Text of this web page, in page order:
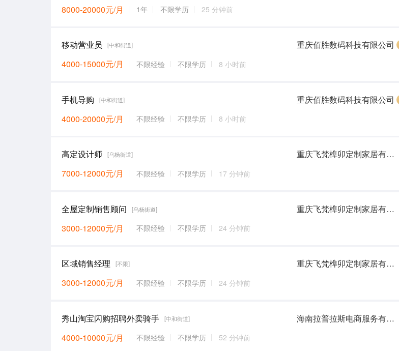
8000-20000元/月 1年 不限学历 25 分钟前
移动营业员 [中和街道]
4000-15000元/月 不限经验 不限学历 8 小时前
重庆佰胜数码科技有限公司
手机导购 [中和街道]
4000-20000元/月 不限经验 不限学历 8 小时前
重庆佰胜数码科技有限公司
高定设计师 [乌杨街道]
7000-12000元/月 不限经验 不限学历 17 分钟前
重庆飞梵榫卯定制家居有限公司
全屋定制销售顾问 [乌杨街道]
3000-12000元/月 不限经验 不限学历 24 分钟前
重庆飞梵榫卯定制家居有限公司
区域销售经理 [不限]
3000-12000元/月 不限经验 不限学历 24 分钟前
重庆飞梵榫卯定制家居有限公司
秀山淘宝闪购招聘外卖骑手 [中和街道]
4000-10000元/月 不限经验 不限学历 52 分钟前
海南拉普拉斯电商服务有限公司